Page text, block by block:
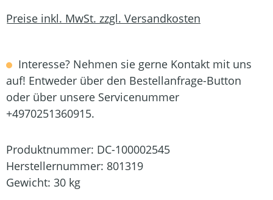
Preise inkl. MwSt. zzgl. Versandkosten
Interesse? Nehmen sie gerne Kontakt mit uns
auf! Entweder über den Bestellanfrage-Button
oder über unsere Servicenummer
+4970251360915.
Produktnummer: DC-100002545
Herstellernummer: 801319
Gewicht: 30 kg